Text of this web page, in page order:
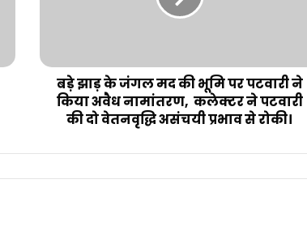
बड़े झाड़ के जंगल मद की भूमि पर पटवारी ने
किया अवैध नामांतरण, कलेक्टर ने पटवारी
की दो वेतनवृद्धि असंचयी प्रभाव से रोकी।